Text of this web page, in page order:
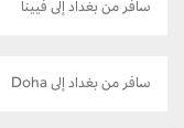
سافر من بغداد إلى فيينا
سافر من بغداد إلى Doha